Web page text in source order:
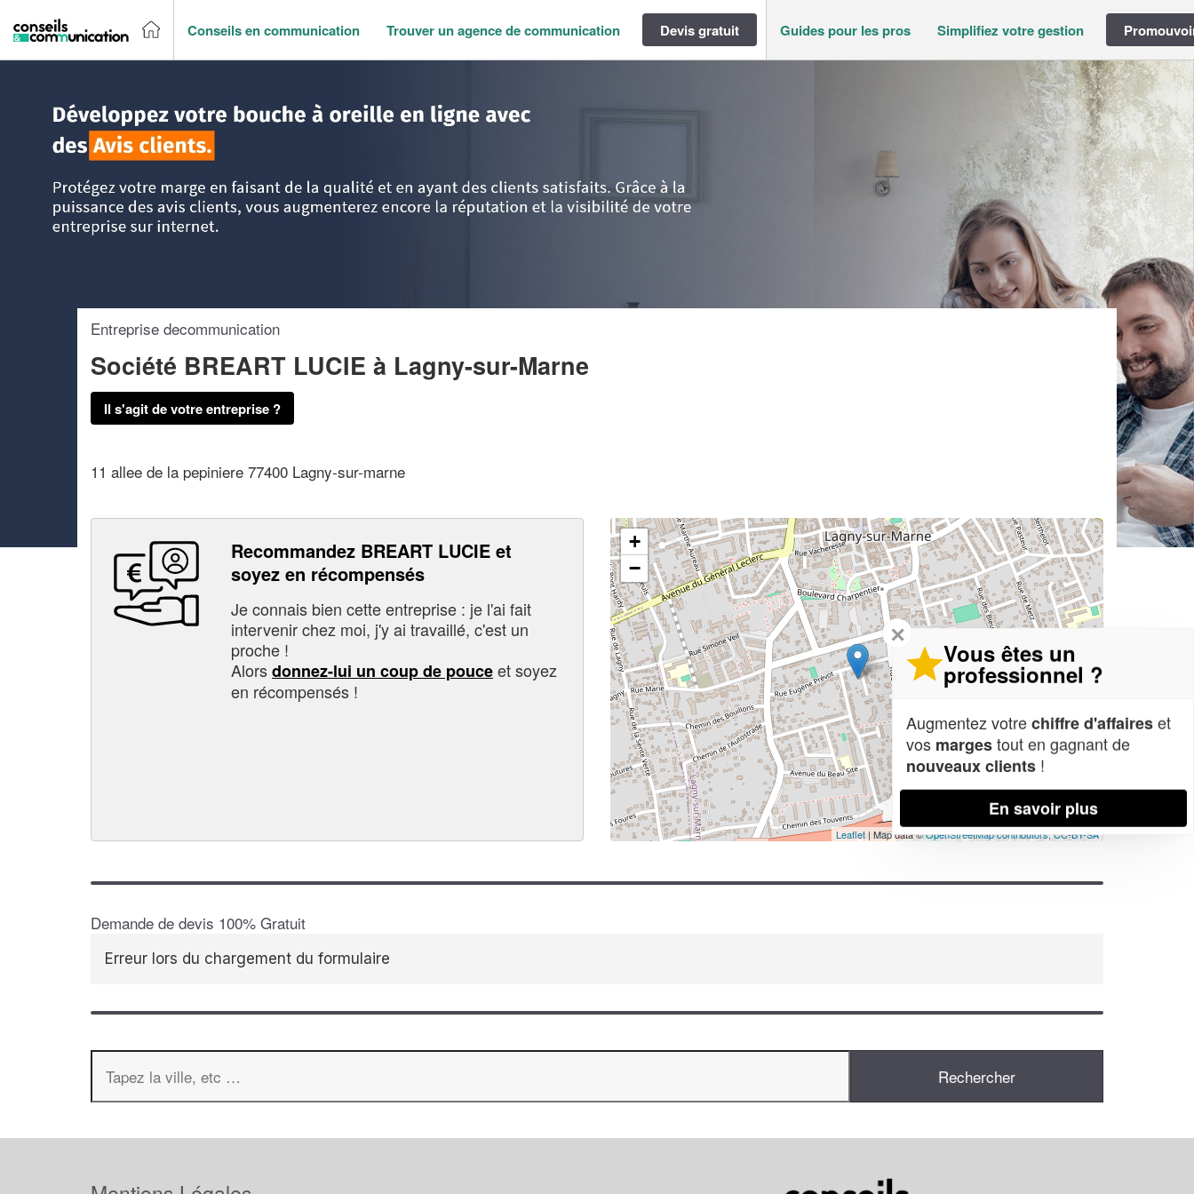
Conseils en communication Trouver un agence de communication Devis gratuit Guides pour les pros Simplifiez votre gestion
Entreprise decommunication
Société BREART LUCIE à Lagny-sur-Marne
Il s'agit de votre entreprise ?
11 allee de la pepiniere 77400 Lagny-sur-marne
Recommandez BREART LUCIE et
soyez en récompensés
Je connais bien cette entreprise : je l'ai fait
intervenir chez moi, j'y ai travaillé, c'est un
proche !
Alorsdonnez-lui un coup de pouceet soyez
en récompensés !
+
−
Leaflet| Map data ©OpenStreetMap contributors,CC-BY-SA
Demande de devis 100% Gratuit
Erreur lors du chargement du formulaire
✕
Vous êtes un
professionnel ?
Augmentez votrechiffre d'affaireset
vos margestout en gagnant de
nouveaux clients !
En savoir plus